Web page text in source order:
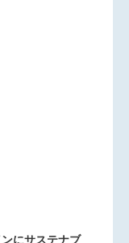
にサステナブ